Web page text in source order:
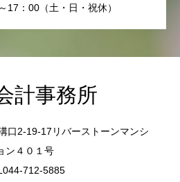
：00（土・日・祝休）
計事務所
口2-19-17リバーストーンマンシ
ン４０１号
712-5885